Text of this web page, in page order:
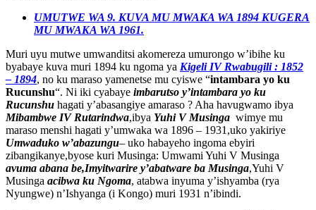
UMUTWE WA 9. KUVA MU MWAKA WA 1894 KUGERA
MU MWAKA WA 1961.
Muri uyu mutwe umwanditsi akomereza umurongo w’ibihe ku
byabaye kuva muri 1894 ku ngoma ya Kigeli IV Rwabugili : 1852
– 1894, no ku maraso yamenetse mu cyiswe “intambara yo ku
Rucunshu“. Ni iki cyabaye imbarutso y’intambara yo ku
Rucunshu hagati y’abasangiye amaraso ? Aha havugwamo ibya
Mibambwe IV Rutarindwa,ibya Yuhi V Musinga wimye mu
maraso menshi hagati y’umwaka wa 1896 – 1931,uko yakiriye
Umwaduko w’abazungu– uko habayeho ingoma ebyiri
zibangikanye,byose kuri Musinga: Umwami Yuhi V Musinga
avuma abana be,Imyitwarire y’abatware ba Musinga,Yuhi V
Musinga acibwa ku Ngoma, atabwa inyuma y’ishyamba (rya
Nyungwe) n’Ishyanga (i Kongo) muri 1931 n’ibindi.